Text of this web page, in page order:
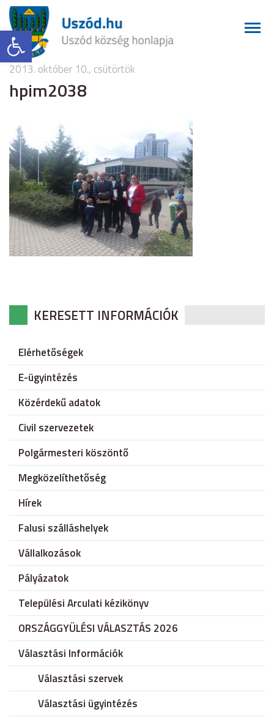
Eszköztár megnyitása
2013. október 10., csütörtök
hpim2038
KERESETT INFORMÁCIÓK
Elérhetőségek
E-ügyintézés
Közérdekű adatok
Civil szervezetek
Polgármesteri köszöntő
Megközelíthetőség
Hírek
Falusi szálláshelyek
Vállalkozások
Pályázatok
Települési Arculati kézikönyv
ORSZÁGGYÜLÉSI VÁLASZTÁS 2026
Választási Információk
Választási szervek
Választási ügyintézés